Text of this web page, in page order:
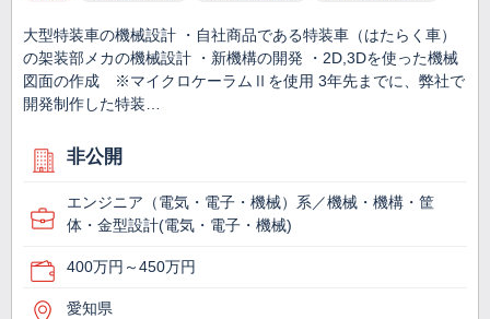
大型特装車の機械設計 ・自社商品である特装車（はたらく車）
の架装部メカの機械設計 ・新機構の開発 ・2D,3Dを使った機械
図面の作成 ※マイクロケーラムⅡを使用 3年先までに、弊社で
開発制作した特装…
非公開
エンジニア（電気・電子・機械）系／機械・機構・筐
体・金型設計(電気・電子・機械)
400万円～450万円
愛知県